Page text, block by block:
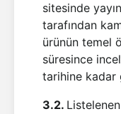
sitesinde
tarafından
ürünün temel
süresince
tarihine kadar
3.2.